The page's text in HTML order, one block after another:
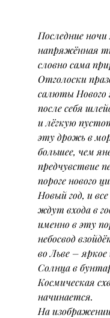
Последние
напряжённая
словно сама
Отголоски
салюты Нового
после себя
и лёгкую
эту дрожь в
большее, чем
предчувствие
пороге нового
Новый год, и
ждут входа в
именно в эту
небосвод
во Льве –
Солнца в
Космическая
начинается.
На